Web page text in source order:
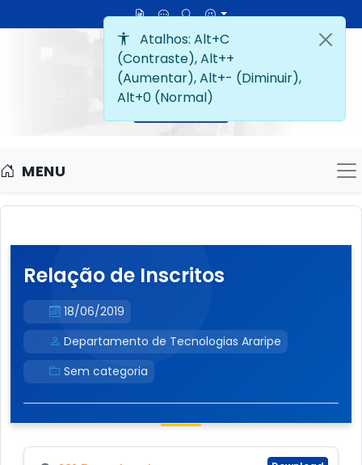
MENU
Relação de Inscritos
18/06/2019
Departamento de Tecnologias Araripe
Sem categoria